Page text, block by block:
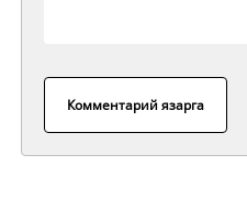
Комментарий язарга